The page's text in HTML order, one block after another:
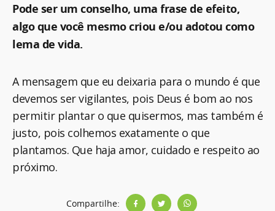
Pode ser um conselho, uma frase de efeito,
algo que você mesmo criou e/ou adotou como
lema de vida.
A mensagem que eu deixaria para o mundo é que
devemos ser vigilantes, pois Deus é bom ao nos
permitir plantar o que quisermos, mas também é
justo, pois colhemos exatamente o que
plantamos. Que haja amor, cuidado e respeito ao
próximo.
Compartilhe: